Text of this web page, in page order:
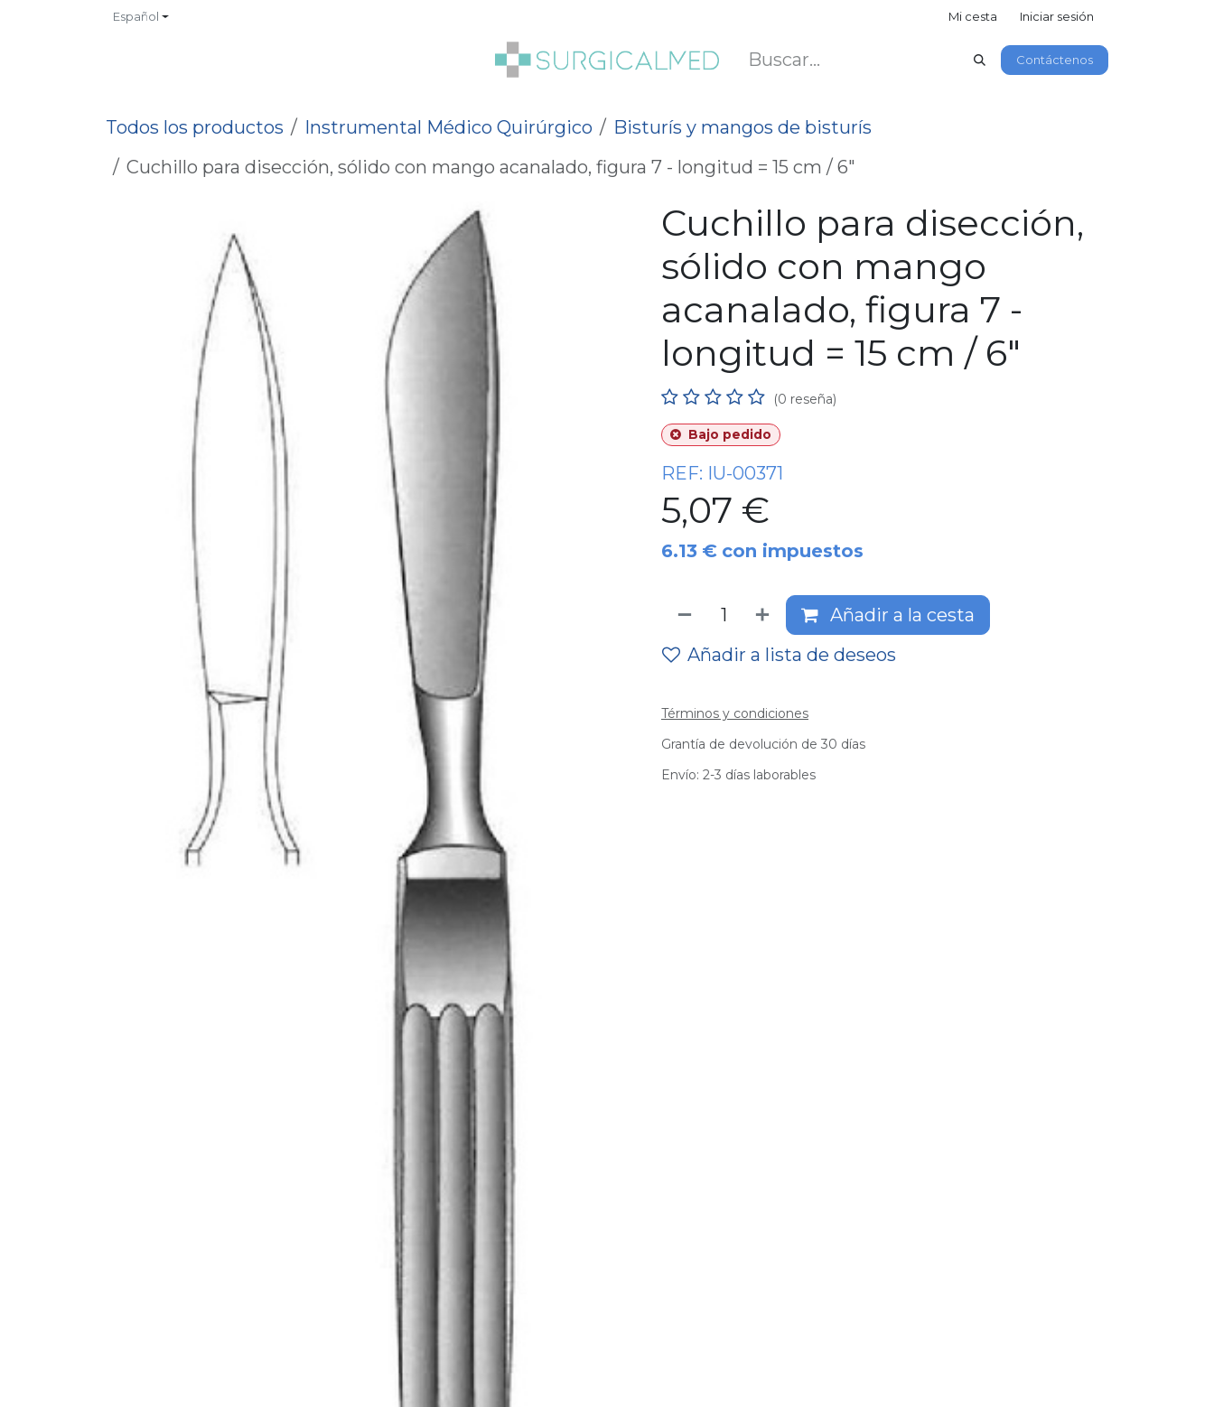
Ir al contenidoEspañol Mi cesta Iniciar sesión
Contáctenos
Todos los productos Instrumental Médico Quirúrgico
Bisturís y mangos de bisturís
Cuchillo para disección, sólido con mango acanalado, figura 7 - longitud = 15 cm / 6"
Cuchillo para disección,
sólido con mango
acanalado, figura 7 -
longitud = 15 cm / 6"
(0 reseña)
Bajo pedido
REF: IU-00371
5,07 €
6.13 € con impuestos
Añadir a la cesta
Añadir a lista de deseos
Términos y condiciones
Grantía de devolución de 30 días
Envío: 2-3 días laborables